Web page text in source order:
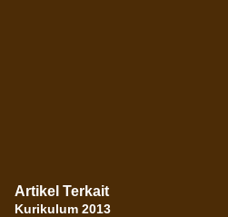
Artikel Terkait
Kurikulum 2013